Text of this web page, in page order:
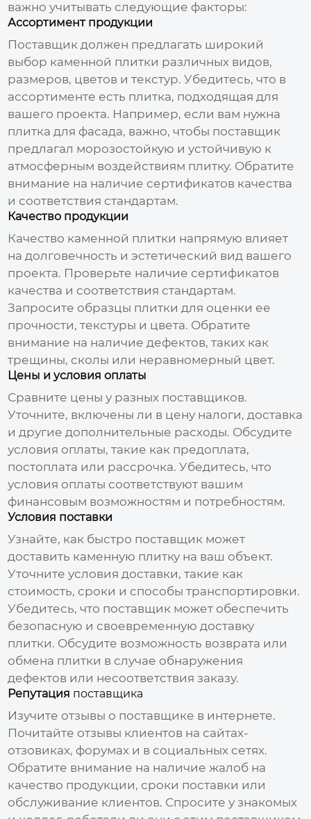
важно учитывать следующие факторы:
Ассортимент продукции
Поставщик должен предлагать широкий
выбор каменной плитки различных видов,
размеров, цветов и текстур. Убедитесь, что в
ассортименте есть плитка, подходящая для
вашего проекта. Например, если вам нужна
плитка для фасада, важно, чтобы поставщик
предлагал морозостойкую и устойчивую к
атмосферным воздействиям плитку. Обратите
внимание на наличие сертификатов качества
и соответствия стандартам.
Качество продукции
Качество каменной плитки напрямую влияет
на долговечность и эстетический вид вашего
проекта. Проверьте наличие сертификатов
качества и соответствия стандартам.
Запросите образцы плитки для оценки ее
прочности, текстуры и цвета. Обратите
внимание на наличие дефектов, таких как
трещины, сколы или неравномерный цвет.
Цены и условия оплаты
Сравните цены у разных поставщиков.
Уточните, включены ли в цену налоги, доставка
и другие дополнительные расходы. Обсудите
условия оплаты, такие как предоплата,
постоплата или рассрочка. Убедитесь, что
условия оплаты соответствуют вашим
финансовым возможностям и потребностям.
Условия поставки
Узнайте, как быстро поставщик может
доставить каменную плитку на ваш объект.
Уточните условия доставки, такие как
стоимость, сроки и способы транспортировки.
Убедитесь, что поставщик может обеспечить
безопасную и своевременную доставку
плитки. Обсудите возможность возврата или
обмена плитки в случае обнаружения
дефектов или несоответствия заказу.
Репутация поставщика
Изучите отзывы о поставщике в интернете.
Почитайте отзывы клиентов на сайтах-
отзовиках, форумах и в социальных сетях.
Обратите внимание на наличие жалоб на
качество продукции, сроки поставки или
обслуживание клиентов. Спросите у знакомых